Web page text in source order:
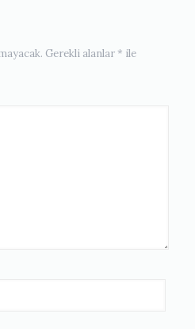
Gerekli alanlar * ile